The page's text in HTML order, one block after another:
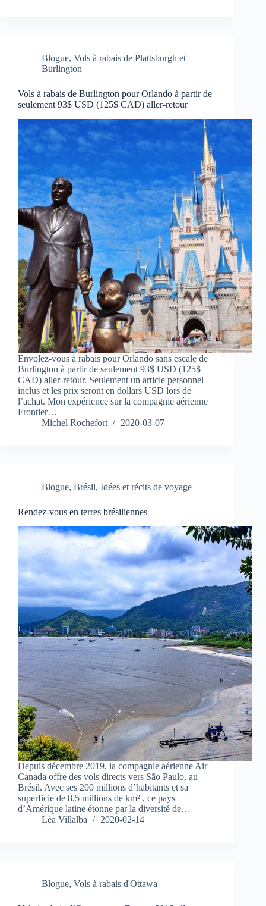
Blogue, Vols à rabais de Plattsburgh et
Burlington
Vols à rabais de Burlington pour Orlando à partir de
seulement 93$ USD (125$ CAD) aller-retour
Envolez-vous à rabais pour Orlando sans escale de
Burlington à partir de seulement 93$ USD (125$
CAD) aller-retour. Seulement un article personnel
inclus et les prix seront en dollars USD lors de
l’achat. Mon expérience sur la compagnie aérienne
Frontier…
Michel Rochefort
2020-03-07
Blogue, Brésil, Idées et récits de voyage
Rendez-vous en terres brésiliennes
Depuis décembre 2019, la compagnie aérienne Air
Canada offre des vols directs vers São Paulo, au
Brésil. Avec ses 200 millions d’habitants et sa
superficie de 8,5 millions de km² , ce pays
d’Amérique latine étonne par la diversité de…
Léa Villalba
2020-02-14
Blogue, Vols à rabais d'Ottawa